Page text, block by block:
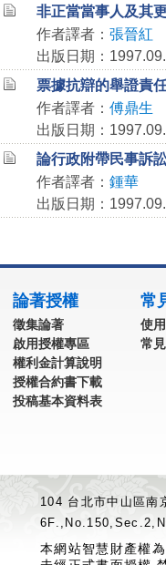
非正當當事人及其
作者譯者： 張晉紅
出版日期：
票據抗辯的舉證責
作者譯者： 傅鼎生
出版日期：
論行政附帶民事訴
作者譯者： 鍾華
出版日期：
論著授權
徵集論著
啟用授權專區
權利金計算說明
授權合約書下載
投稿基本資料表
常
使
常
104 台北市中山區
本網站智慧財產權